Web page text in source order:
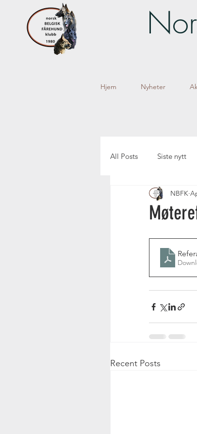
Hjem Nyheter
All Posts Siste nytt
NBFK
Recent Posts